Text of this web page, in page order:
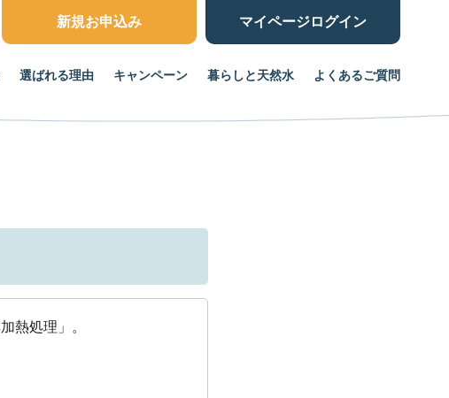
選ばれる理由 キャンペーン 暮らしと天然水 よくあるご質問
新規お申込み マイページログイン
熱処理」。